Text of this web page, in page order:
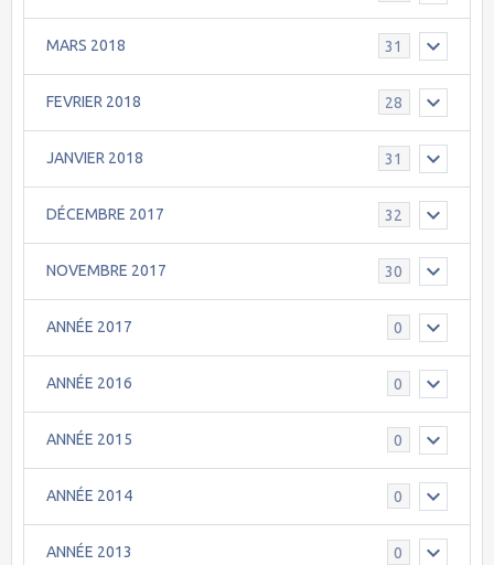
MARS 2018 31
FEVRIER 2018 28
JANVIER 2018 31
DÉCEMBRE 2017 32
NOVEMBRE 2017 30
ANNÉE 2017 0
ANNÉE 2016 0
ANNÉE 2015 0
ANNÉE 2014 0
ANNÉE 2013 0